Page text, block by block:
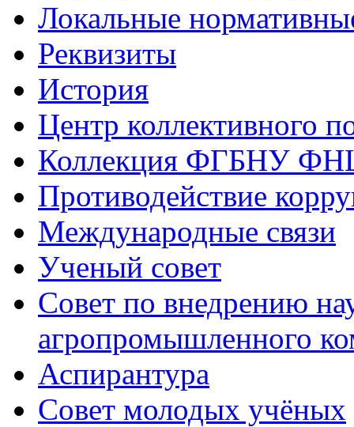
Локальные
Реквизиты
История
Центр коллективного
Коллекция ФГБНУ
Противодействие
Международные связи
Ученый совет
Совет по внедрению
агропромышленного
Аспирантура
Совет молодых учёных